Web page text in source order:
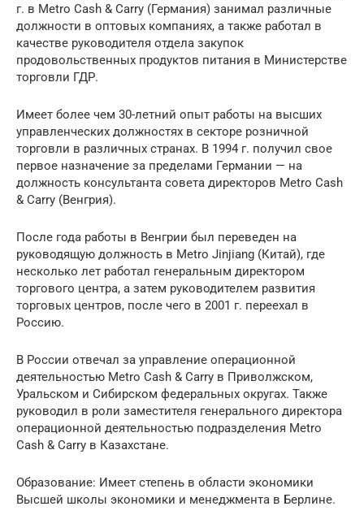
г. в Metro Cash & Carry (Германия) занимал различные
должности в оптовых компаниях, а также работал в
качестве руководителя отдела закупок
продовольственных продуктов питания в Министерстве
торговли ГДР.
Имеет более чем 30-летний опыт работы на высших
управленческих должностях в секторе розничной
торговли в различных странах. В 1994 г. получил свое
первое назначение за пределами Германии — на
должность консультанта совета директоров Metro Cash
& Carry (Венгрия).
После года работы в Венгрии был переведен на
руководящую должность в Metro Jinjiang (Китай), где
несколько лет работал генеральным директором
торгового центра, а затем руководителем развития
торговых центров, после чего в 2001 г. переехал в
Россию.
В России отвечал за управление операционной
деятельностью Metro Cash & Carry в Приволжском,
Уральском и Сибирском федеральных округах. Также
руководил в роли заместителя генерального директора
операционной деятельностью подразделения Metro
Cash & Carry в Казахстане.
Образование: Имеет степень в области экономики
Высшей школы экономики и менеджмента в Берлине.